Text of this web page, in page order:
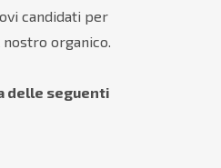
candidati per
organico.
delle seguenti